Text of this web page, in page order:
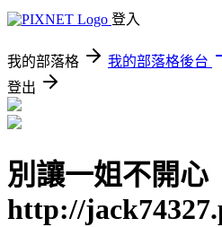
登入
我的部落格 我的部落格後台
登出
別讓一姐不開心
http://